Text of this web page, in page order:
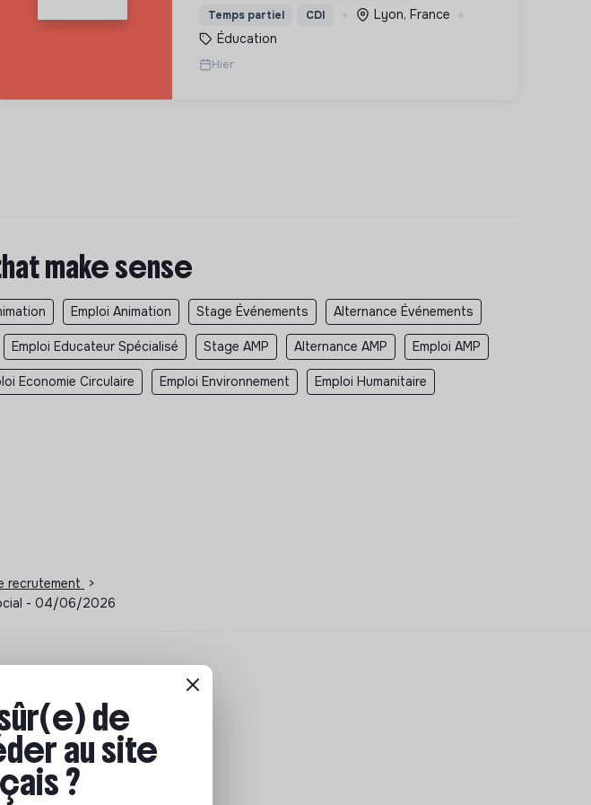
et inspirante.
Temps partiel
CDI
Lyon, France
Éducation
Hier
make sense
Emploi Animation Stage Événements Alternance Événements
Emploi Educateur Spécialisé Stage AMP Alternance AMP Emploi AMP
Economie Circulaire Emploi Environnement Emploi Humanitaire
recrutement
>
- 04/06/2026
on te propose une
de
au site
?